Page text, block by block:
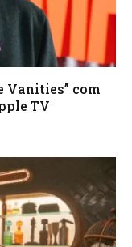
Vanities” com
TV